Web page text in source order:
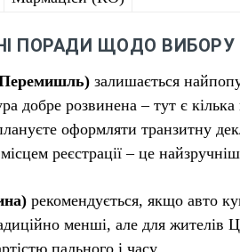
ПОРАДИ ЩОДО
залишається
добре розвинена – тут є
оформляти транзитну
реєстрації – це
рекомендується, якщо авто
менші, але для жителів
пального і часу.